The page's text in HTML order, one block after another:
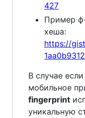
427
Пример
хеша:
https://
В случае
мобильное
fingerprint
уникальную